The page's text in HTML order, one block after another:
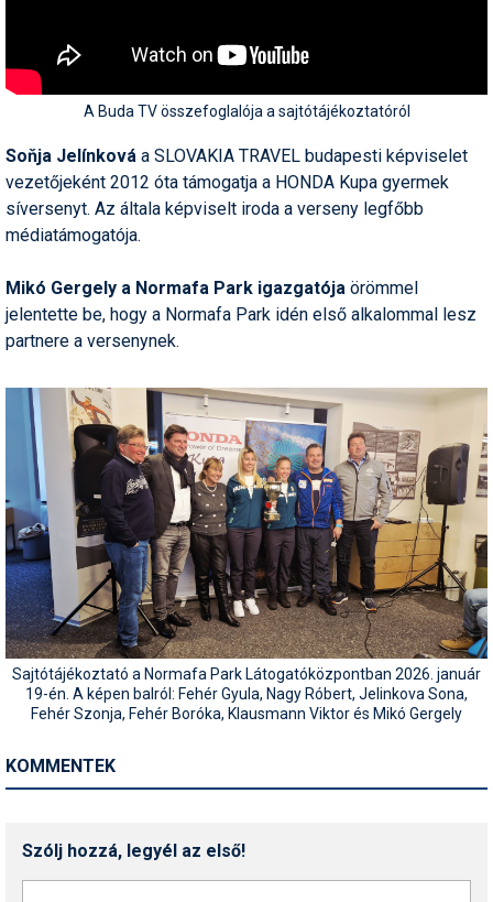
A Buda TV összefoglalója a sajtótájékoztatóról
Soňja Jelínková a SLOVAKIA TRAVEL budapesti képviselet
vezetőjeként 2012 óta támogatja a HONDA Kupa gyermek
síversenyt. Az általa képviselt iroda a verseny legfőbb
médiatámogatója.
Mikó Gergely a Normafa Park igazgatója örömmel
jelentette be, hogy a Normafa Park idén első alkalommal lesz
partnere a versenynek.
Sajtótájékoztató a Normafa Park Látogatóközpontban 2026. január
19-én. A képen balról: Fehér Gyula, Nagy Róbert, Jelinkova Sona,
Fehér Szonja, Fehér Boróka, Klausmann Viktor és Mikó Gergely
KOMMENTEK
Szólj hozzá, legyél az első!